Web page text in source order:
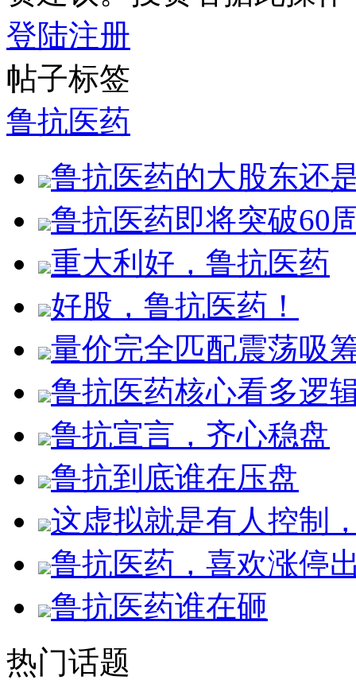
登陆注册
帖子标签
鲁抗医药
鲁抗医药的大股东还
鲁抗医药即将突破60
重大利好，鲁抗医药
好股，鲁抗医药！
量价完全匹配震荡吸
鲁抗医药核心看多逻
鲁抗宣言，齐心稳盘
鲁抗到底谁在压盘
这虚拟就是有人控制
鲁抗医药，喜欢涨停
鲁抗医药谁在砸
热门话题